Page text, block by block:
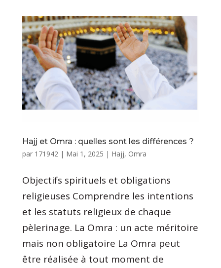
Hajj et Omra : quelles sont les différences ?
par 171942| Mai 1, 2025 | Hajj, Omra
Objectifs spirituels et obligations
religieuses Comprendre les intentions
et les statuts religieux de chaque
pèlerinage. La Omra : un acte méritoire
mais non obligatoire La Omra peut
être réalisée à tout moment de